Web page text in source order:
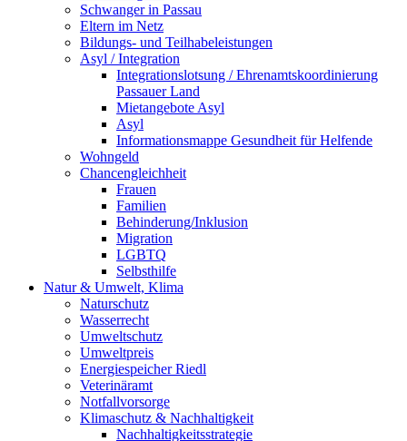
Schwanger in Passau
Eltern im Netz
Bildungs- und Teilhabeleistungen
Asyl / Integration
Integrationslotsung / Ehrenamtskoordinierung
Passauer Land
Mietangebote Asyl
Asyl
Informationsmappe Gesundheit für Helfende
Wohngeld
Chancengleichheit
Frauen
Familien
Behinderung/Inklusion
Migration
LGBTQ
Selbsthilfe
Natur & Umwelt, Klima
Naturschutz
Wasserrecht
Umweltschutz
Umweltpreis
Energiespeicher Riedl
Veterinäramt
Notfallvorsorge
Klimaschutz & Nachhaltigkeit
Nachhaltigkeitsstrategie